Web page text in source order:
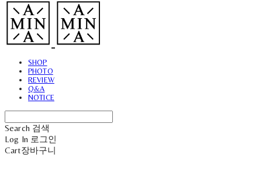
SHOP
PHOTO
REVIEW
Q&A
NOTICE
Search 검색
Log In 로그인
Cart장바구니